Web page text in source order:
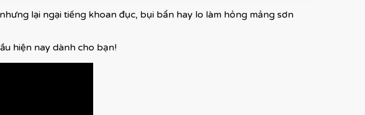
lại ngại tiếng khoan đục, bụi bẩn hay lo làm hỏng mảng sơn
hiện nay dành cho bạn!